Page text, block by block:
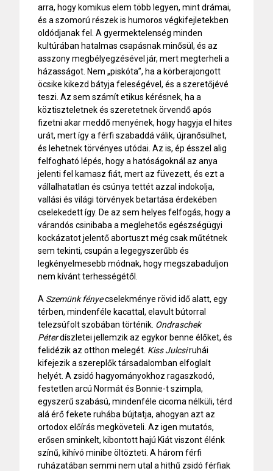
arra, hogy komikus elem több legyen, mint drámai,
és a szomorú részek is humoros végkifejletekben
oldódjanak fel. A gyermektelenség minden
kultúrában hatalmas csapásnak minősül, és az
asszony megbélyegzésével jár, mert megterheli a
házasságot. Nem „piskóta”, ha a körberajongott
öcsike kikezd bátyja feleségével, és a szeretőjévé
teszi. Az sem számít etikus kérésnek, ha a
köztiszteletnek és szeretetnek örvendő após
fizetni akar meddő menyének, hogy hagyja el hites
urát, mert így a férfi szabaddá válik, újranősülhet,
és lehetnek törvényes utódai. Az is, ép ésszel alig
felfogható lépés, hogy a hatóságoknál az anya
jelenti fel kamasz fiát, mert az füvezett, és ezt a
vállalhatatlan és csúnya tettét azzal indokolja,
vallási és világi törvények betartása érdekében
cselekedett így. De az sem helyes felfogás, hogy a
várandós csinibaba a meglehetős egészségügyi
kockázatot jelentő abortuszt még csak műtétnek
sem tekinti, csupán a legegyszerűbb és
legkényelmesebb módnak, hogy megszabaduljon
nem kívánt terhességétől.
A Szemünk fényecselekménye rövid idő alatt, egy
térben, mindenféle kacattal, elavult bútorral
telezsúfolt szobában történik. Ondraschek
Péterdíszletei jellemzik az egykor benne élőket, és
felidézik az otthon melegét. Kiss Julcsiruhái
kifejezik a szereplők társadalomban elfoglalt
helyét. A zsidó hagyományokhoz ragaszkodó,
festetlen arcú Normát és Bonnie-t szimpla,
egyszerű szabású, mindenféle cicoma nélküli, térd
alá érő fekete ruhába bújtatja, ahogyan azt az
ortodox előírás megköveteli. Az igen mutatós,
erősen sminkelt, kibontott hajú Kiát viszont élénk
színű, kihívó minibe öltözteti. A három férfi
ruházatában semmi nem utal a hithű zsidó férfiak